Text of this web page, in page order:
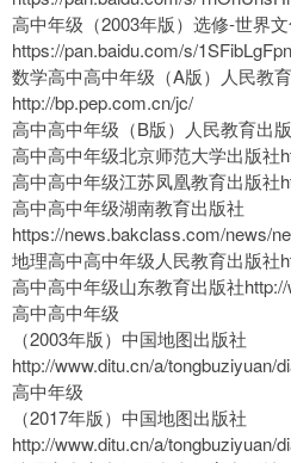
高中年级（2003年版）选修-世界
https://pan.baidu.com/s/
数学高中高中年级（A版）人民教
http://bp.pep.com.cn/jc/
高中高中年级（B版）人民教育出
高中高中年级北京师范大学出版社
高中高中年级江苏凤凰教育出版社
高中高中年级湖南教育出版社
https://news.bakclass.com/news/
地理高中高中年级人民教育出版社
高中高中年级山东教育出版社
高中高中年级
（2003年版）中国地图出版社
http://www.ditu.cn/a/tongbuziyuan/
高中年级
（2017年版）中国地图出版社
http://www.ditu.cn/a/tongbuziyuan/